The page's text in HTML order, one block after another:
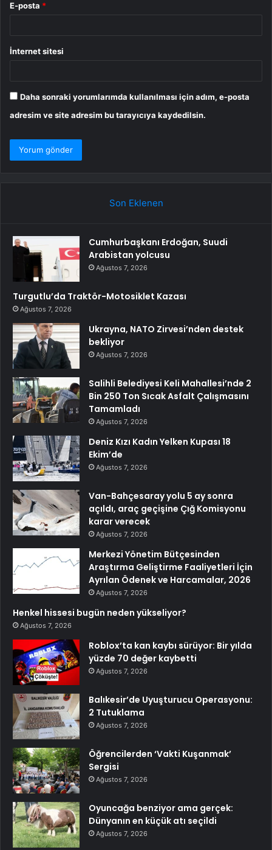
E-posta *
İnternet sitesi
Daha sonraki yorumlarımda kullanılması için adım, e-posta
adresim ve site adresim bu tarayıcıya kaydedilsin.
Son Eklenen
Cumhurbaşkanı Erdoğan, Suudi
Arabistan yolcusu
Ağustos 7, 2026
Turgutlu’da Traktör-Motosiklet Kazası
Ağustos 7, 2026
Ukrayna, NATO Zirvesi’nden destek
bekliyor
Ağustos 7, 2026
Salihli Belediyesi Keli Mahallesi’nde 2
Bin 250 Ton Sıcak Asfalt Çalışmasını
Tamamladı
Ağustos 7, 2026
Deniz Kızı Kadın Yelken Kupası 18
Ekim’de
Ağustos 7, 2026
Van-Bahçesaray yolu 5 ay sonra
açıldı, araç geçişine Çığ Komisyonu
karar verecek
Ağustos 7, 2026
Merkezi Yönetim Bütçesinden
Araştırma Geliştirme Faaliyetleri İçin
Ayrılan Ödenek ve Harcamalar, 2026
Ağustos 7, 2026
Henkel hissesi bugün neden yükseliyor?
Ağustos 7, 2026
Roblox’ta kan kaybı sürüyor: Bir yılda
yüzde 70 değer kaybetti
Ağustos 7, 2026
Balıkesir’de Uyuşturucu Operasyonu:
2 Tutuklama
Ağustos 7, 2026
Öğrencilerden ‘Vakti Kuşanmak’
Sergisi
Ağustos 7, 2026
Oyuncağa benziyor ama gerçek:
Dünyanın en küçük atı seçildi
Ağustos 7, 2026